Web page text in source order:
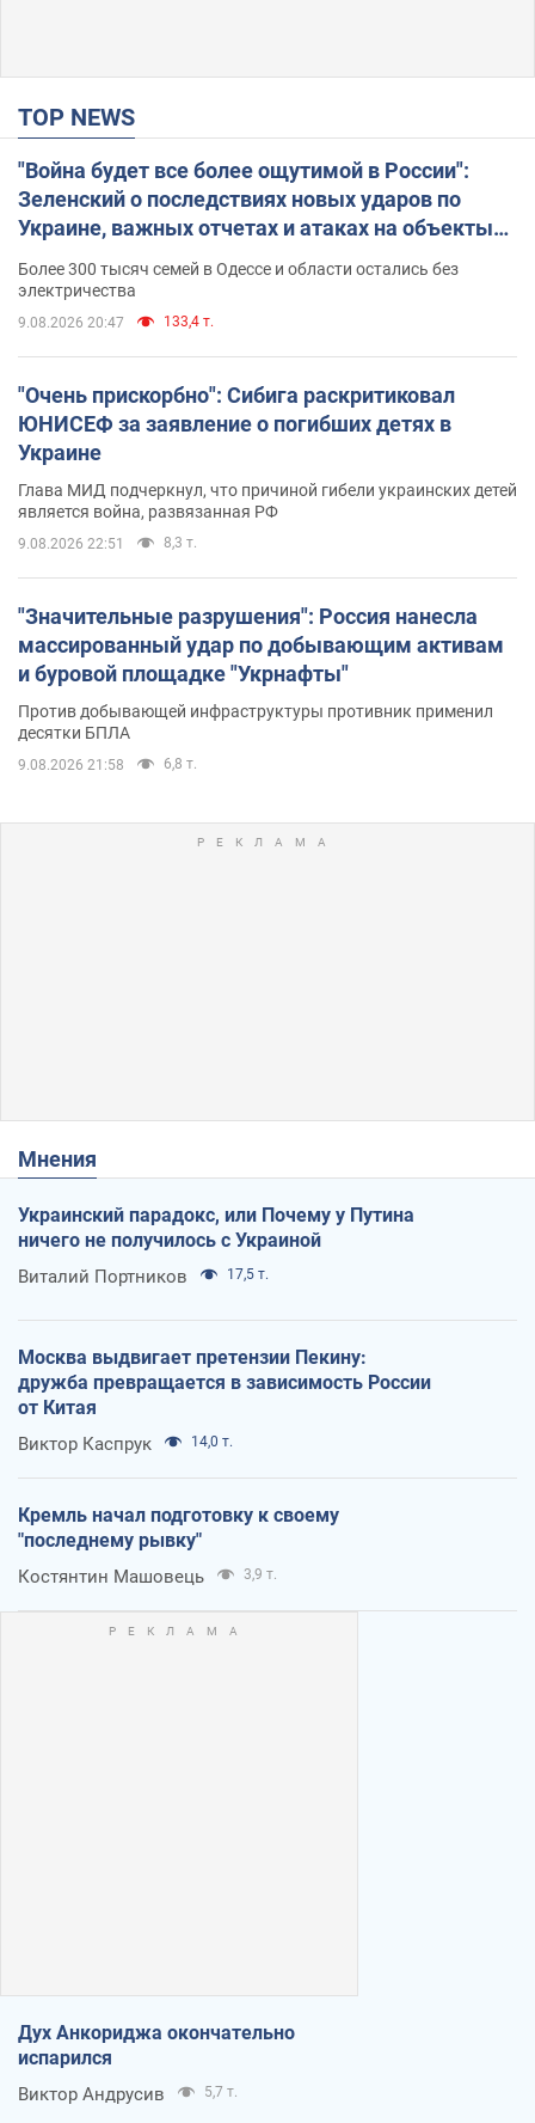
TOP NEWS
"Война будет все более ощутимой в России":
Зеленский о последствиях новых ударов по
Украине, важных отчетах и атаках на объекты
противника. Видео
Более 300 тысяч семей в Одессе и области остались без
электричества
9.08.2026 20:47 133,4 т.
"Очень прискорбно": Сибига раскритиковал
ЮНИСЕФ за заявление о погибших детях в
Украине
Глава МИД подчеркнул, что причиной гибели украинских детей
является война, развязанная РФ
9.08.2026 22:51 8,3 т.
"Значительные разрушения": Россия нанесла
массированный удар по добывающим активам
и буровой площадке "Укрнафты"
Против добывающей инфраструктуры противник применил
десятки БПЛА
9.08.2026 21:58 6,8 т.
Мнения
Украинский парадокс, или Почему у Путина
ничего не получилось с Украиной
Виталий Портников 17,5 т.
Москва выдвигает претензии Пекину:
дружба превращается в зависимость России
от Китая
Виктор Каспрук 14,0 т.
Кремль начал подготовку к своему
"последнему рывку"
Костянтин Машовець 3,9 т.
Дух Анкориджа окончательно
испарился
Виктор Андрусив 5,7 т.